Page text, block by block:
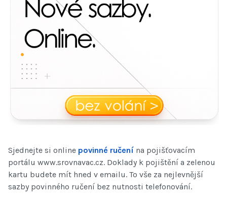
Sjednejte si online povinné ručení na pojišťovacím
portálu www.srovnavac.cz. Doklady k pojištění a zelenou
kartu budete mít hned v emailu. To vše za nejlevnější
sazby povinného ručení bez nutnosti telefonování.